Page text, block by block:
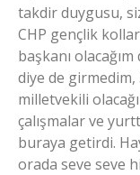
takdir duygusu,
CHP gençlik
başkanı
diye de girmedim,
milletvekili
çalışmalar ve
buraya getirdi.
orada seve seve